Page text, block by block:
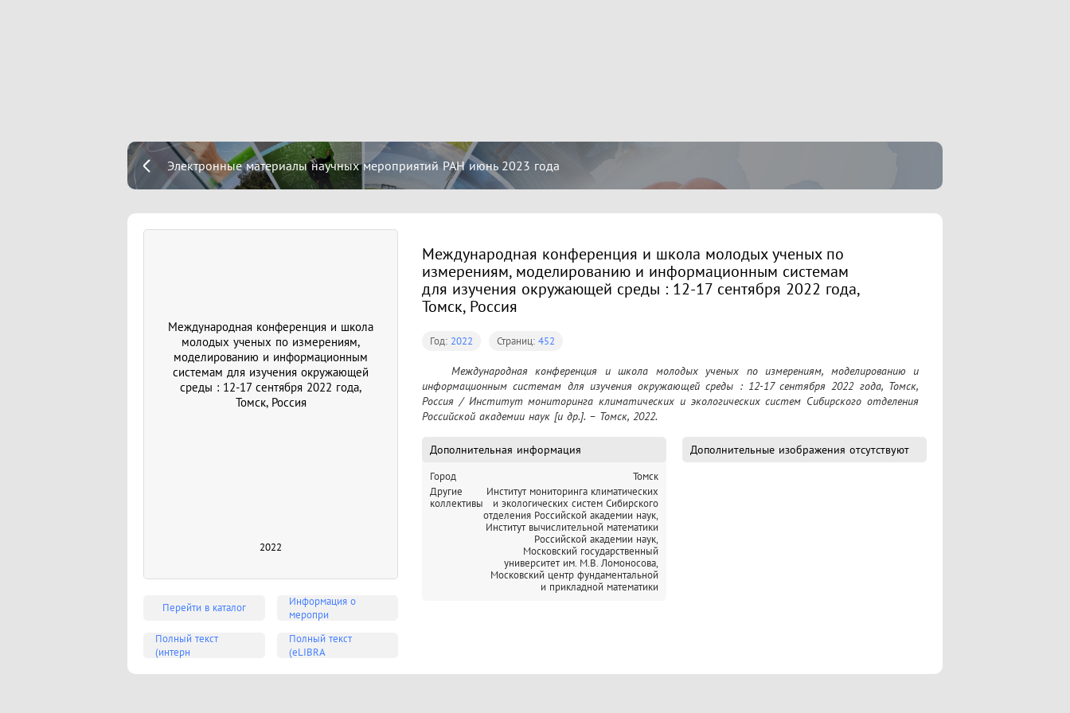
Электронные материалы научных мероприятий РАН июнь 2023 года
Международная конференция и школа
молодых ученых по измерениям,
моделированию и информационным
системам для изучения окружающей
среды : 12-17 сентября 2022 года,
Томск, Россия
2022
Перейти в каталог
Информация о
меропри
Полный текст
(интерн
Полный текст
(eLIBRA
Международная конференция и школа молодых ученых по
измерениям, моделированию и информационным системам
для изучения окружающей среды : 12-17 сентября 2022 года,
Томск, Россия
Год: 2022 Страниц: 452
информационным системам для изучения окружающей среды : 12-17 сентября 2022 года, Томск,
Россия / Институт мониторинга климатических и экологических систем Сибирского отделения
Российской академии наук [и др.]. – Томск, 2022.
Дополнительная информация
Город
Томск
Другие
коллективы
Институт мониторинга климатических
и экологических систем Сибирского
отделения Российской академии наук,
Институт вычислительной математики
Российской академии наук,
Московский государственный
университет им. М.В. Ломоносова,
Московский центр фундаментальной
и прикладной математики
Дополнительные изображения отсутствуют